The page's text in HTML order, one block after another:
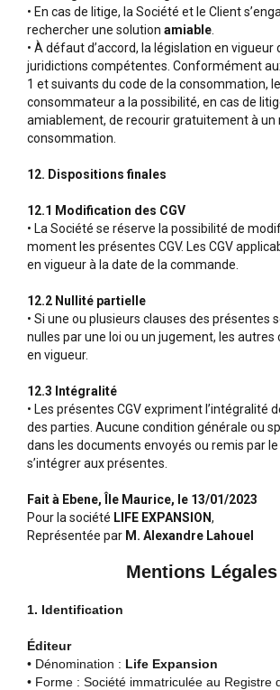
• En cas de litige, la Société et le Client
rechercher une solution amiable
• À défaut d’accord, la législation en vigueur
juridictions compétentes. Conformément
1 et suivants du code de la consommation,
consommateur a la possibilité, en cas de
amiablement, de recourir gratuitement à un
consommation.
12. Dispositions finales
12.1 Modification des CGV
• La Société se réserve la possibilité de
moment les présentes CGV. Les CGV
en vigueur à la date de la commande.
12.2 Nullité partielle
• Si une ou plusieurs clauses des présentes
nulles par une loi ou un jugement, les
en vigueur.
12.3 Intégralité
• Les présentes CGV expriment l’intégralité
des parties. Aucune condition générale ou
dans les documents envoyés ou remis par
s’intégrer aux présentes.
Fait à Ebene, Île Maurice, le 13/01/2023
Pour la société LIFE EXPANSION,
Représentée par M. Alexandre Lahouel
Mentions Légales
1. Identification
Éditeur
• Dénomination : Life Expansion
• Forme : Société immatriculée au Registre